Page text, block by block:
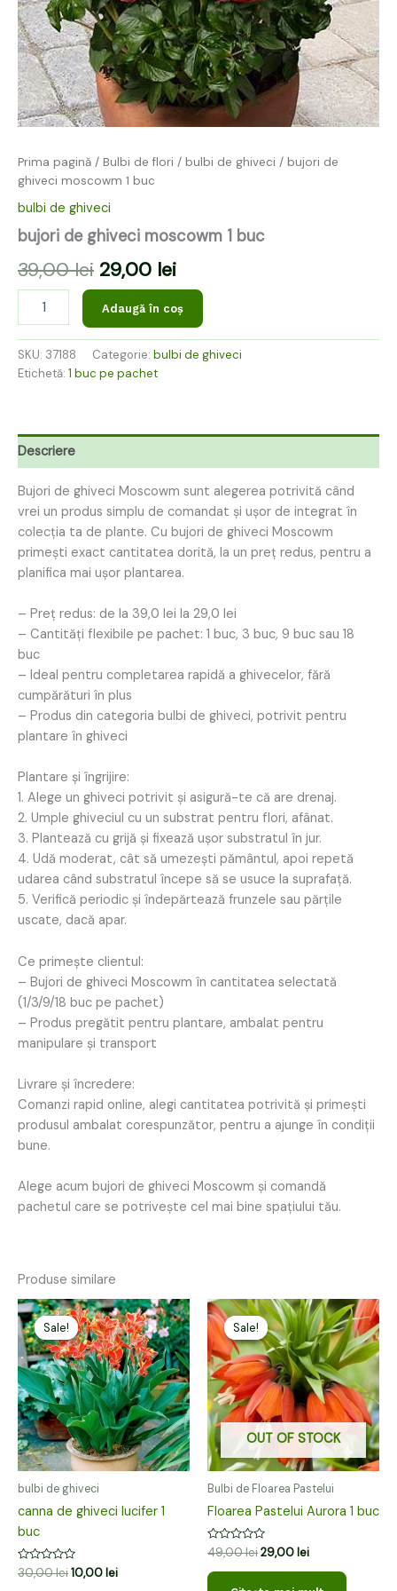
Prima pagină / Bulbi de flori / bulbi de ghiveci / bujori de
ghiveci moscowm 1 buc
bulbi de ghiveci
bujori de ghiveci moscowm 1 buc
39,00lei 29,00 lei
Adaugă în coș
SKU: 37188 Categorie: bulbi de ghiveci
Etichetă: 1 buc pe pachet
Descriere
Bujori de ghiveci Moscowm sunt alegerea potrivită când
vrei un produs simplu de comandat și ușor de integrat în
colecția ta de plante. Cu bujori de ghiveci Moscowm
primești exact cantitatea dorită, la un preț redus, pentru a
planifica mai ușor plantarea.
– Preț redus: de la 39,0 lei la 29,0 lei
– Cantități flexibile pe pachet: 1 buc, 3 buc, 9 buc sau 18
buc
– Ideal pentru completarea rapidă a ghivecelor, fără
cumpărături în plus
– Produs din categoria bulbi de ghiveci, potrivit pentru
plantare în ghiveci
Plantare și îngrijire:
1. Alege un ghiveci potrivit și asigură-te că are drenaj.
2. Umple ghiveciul cu un substrat pentru flori, afânat.
3. Plantează cu grijă și fixează ușor substratul în jur.
4. Udă moderat, cât să umezești pământul, apoi repetă
udarea când substratul începe să se usuce la suprafață.
5. Verifică periodic și îndepărtează frunzele sau părțile
uscate, dacă apar.
Ce primește clientul:
– Bujori de ghiveci Moscowm în cantitatea selectată
(1/3/9/18 buc pe pachet)
– Produs pregătit pentru plantare, ambalat pentru
manipulare și transport
Livrare și încredere:
Comanzi rapid online, alegi cantitatea potrivită și primești
produsul ambalat corespunzător, pentru a ajunge în condiții
bune.
Alege acum bujori de ghiveci Moscowm și comandă
pachetul care se potrivește cel mai bine spațiului tău.
Produse similare
Sale!
Sale!
bulbi de ghiveci
canna de ghiveci lucifer 1
buc
Evaluat
la
30,00lei
Prețul
inițial
a
fost:
30,00 lei.
10,00 lei
Prețul
curent
este:
10,00 lei.
Sale!
OUT OF STOCK
Sale!
Bulbi de Floarea Pastelui
Floarea Pastelui Aurora 1 buc
Evaluat
la
0
din
49,00lei
Prețul
inițial
a
fost:
49,00 lei.
29,00 lei
Prețul
curent
este:
29,00 lei.